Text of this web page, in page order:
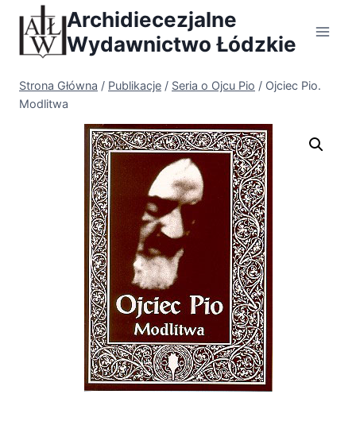
Przejdź
treści
Archidiecezjalne
Wydawnictwo Łódzkie
Strona Główna / Publikacje / Seria o Ojcu Pio / Ojciec Pio.
Modlitwa